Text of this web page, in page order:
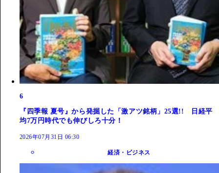
6
『四季報 夏号』から発掘した「激アツ銘柄」25選!! 日経平
均7万円時代でも伸びしろ十分！
2026年07月31日 06:30
経済・ビジネス